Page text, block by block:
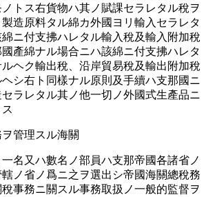
トス右貨物ハ其ノ賦課セラレタル稅ヲ
造󠄁原料タル綿カ外國ヨリ輸入セラレタ
ニ付支拂ハレタル輸入稅及輸入附加稅
產綿ナル場合ニハ該綿ニ付支拂ハレタ
ヘク輸出稅、沿岸貿易稅及輸出附加稅
シ右ト同樣ナル原則及手續ハ支那國ニ
ラレタル其ノ他一切ノ外國式生產品ニ
理スル海關
名又ハ數名ノ部員ハ支那帝國各諸省ノ
ノ省ノ爲ニ之ヲ選󠄁出シ帝國海關總稅務
事務ニ關スル事務取扱ノ一般的監督ヲ